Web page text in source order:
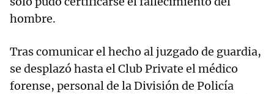
hombre.
Tras comunicar el hecho al juzgado de guardia,
se desplazó hasta el Club Private el médico
forense, personal de la División de Policía